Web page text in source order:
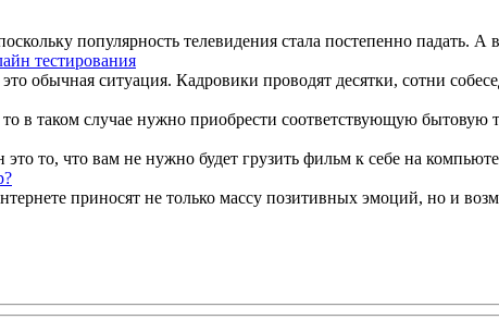
популярность телевидения стала постепенно падать. А
тестирования
обычная ситуация. Кадровики проводят десятки, сотни
в таком случае нужно приобрести соответствующую бытовую
то, что вам не нужно будет грузить фильм к себе на
приносят не только массу позитивных эмоций, но и